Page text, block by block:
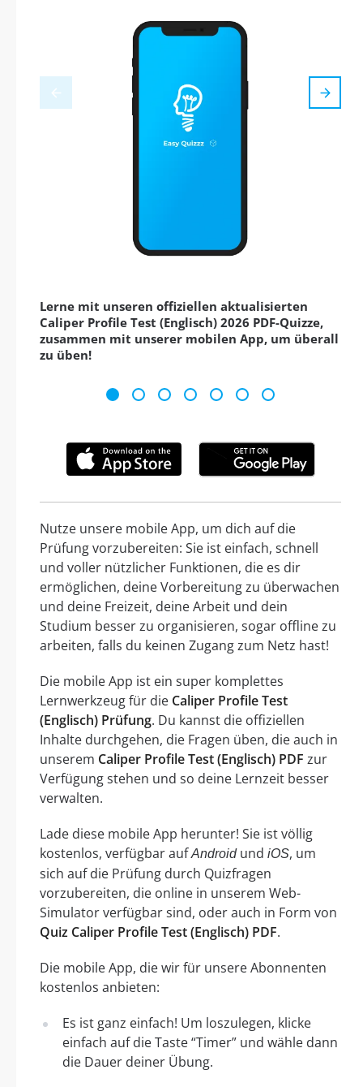
Lerne mit unseren offiziellen aktualisierten
Caliper Profile Test (Englisch) 2026 PDF-Quizze,
zusammen mit unserer mobilen App, um überall
zu üben!
Nutze unsere mobile App, um dich auf die
Prüfung vorzubereiten: Sie ist einfach, schnell
und voller nützlicher Funktionen, die es dir
ermöglichen, deine Vorbereitung zu überwachen
und deine Freizeit, deine Arbeit und dein
Studium besser zu organisieren, sogar offline zu
arbeiten, falls du keinen Zugang zum Netz hast!
Die mobile App ist ein super komplettes
Lernwerkzeug für die Caliper Profile Test
(Englisch) Prüfung. Du kannst die offiziellen
Inhalte durchgehen, die Fragen üben, die auch in
unserem Caliper Profile Test (Englisch) PDF zur
Verfügung stehen und so deine Lernzeit besser
verwalten.
Lade diese mobile App herunter! Sie ist völlig
kostenlos, verfügbar aufAndroidund iOS, um
sich auf die Prüfung durch Quizfragen
vorzubereiten, die online in unserem Web-
Simulator verfügbar sind, oder auch in Form von
Quiz Caliper Profile Test (Englisch) PDF.
Die mobile App, die wir für unsere Abonnenten
kostenlos anbieten:
Es ist ganz einfach! Um loszulegen, klicke
einfach auf die Taste “Timer” und wähle dann
die Dauer deiner Übung.